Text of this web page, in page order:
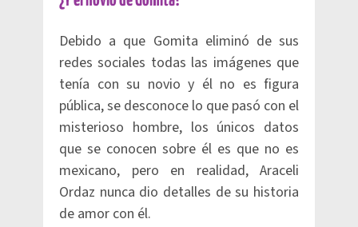
Debido a que Gomita eliminó de sus
redes sociales todas las imágenes que
tenía con su novio y él no es figura
pública, se desconoce lo que pasó con el
misterioso hombre, los únicos datos
que se conocen sobre él es que no es
mexicano, pero en realidad, Araceli
Ordaz nunca dio detalles de su historia
de amor con él.